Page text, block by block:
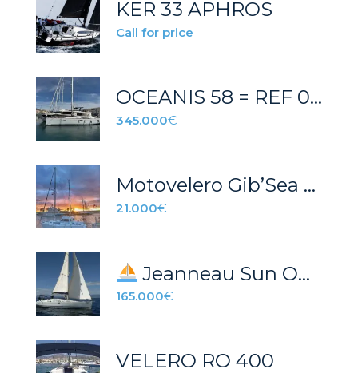
KER 33 APHROS
Call for price
OCEANIS 58 = REF 014T
345.000€
Motovelero Gib’Sea 33 MS100 Ketch (1979)
21.000€
Jeanneau Sun Odyssey 49 DS – Excelente estado – venta directa
165.000€
VELERO RO 400